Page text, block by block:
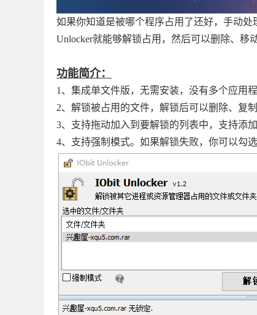
如果你知道是被哪个程序占用了还好，手动
Unlocker就能够解锁占用，然后可以删除、移
功能简介：
1、集成单文件版，无需安装，没有多个应用
2、解锁被占用的文件，解锁后可以删除、复
3、支持拖动加入到要解锁的列表中，支持添
4、支持强制模式。如果解锁失败，你可以勾